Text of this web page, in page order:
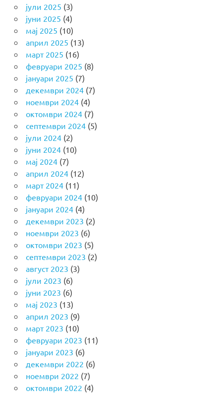
јули 2025 (3)
јуни 2025 (4)
мај 2025 (10)
април 2025 (13)
март 2025 (16)
февруари 2025 (8)
јануари 2025 (7)
декември 2024(7)
ноември 2024(4)
октомври 2024(7)
септември 2024(5)
јули 2024(2)
јуни 2024(10)
мај 2024(7)
април 2024(12)
март 2024(11)
февруари 2024(10)
јануари 2024(4)
декември 2023 (2)
ноември 2023 (6)
октомври 2023 (5)
септември 2023 (2)
август 2023 (3)
јули 2023 (6)
јуни 2023 (6)
мај 2023 (13)
април 2023 (9)
март 2023 (10)
февруари 2023 (11)
јануари 2023 (6)
декември 2022 (6)
ноември 2022 (7)
октомври 2022 (4)